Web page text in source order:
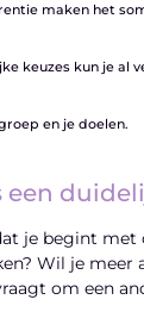
maken het
keuzes kun je al
en je doelen.
een
je begint met
Wil je meer
om een